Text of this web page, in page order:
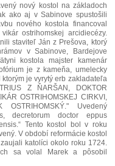
nový kostol na základoch
ako aj v Sabinove spustošili
nového kostola financoval
ostrihomskej arcidiecézy.
staviteľ Ján z Prešova, ktorý
v Sabinove, Bardejove
kostola majster kamenár
je z kameňa, umelecky
je vyrytý erb zakladateľa
Z ŇARŠAN, DOKTOR
OSTRIHOMSKEJ CIRKVI,
OSTRIHOMSKÝ." Uvedený
decretorum doctor eppus
Tento kostol bol v roku
V období reformácie kostol
katolíci okolo roku 1724.
sa volal Marek a pôsobil